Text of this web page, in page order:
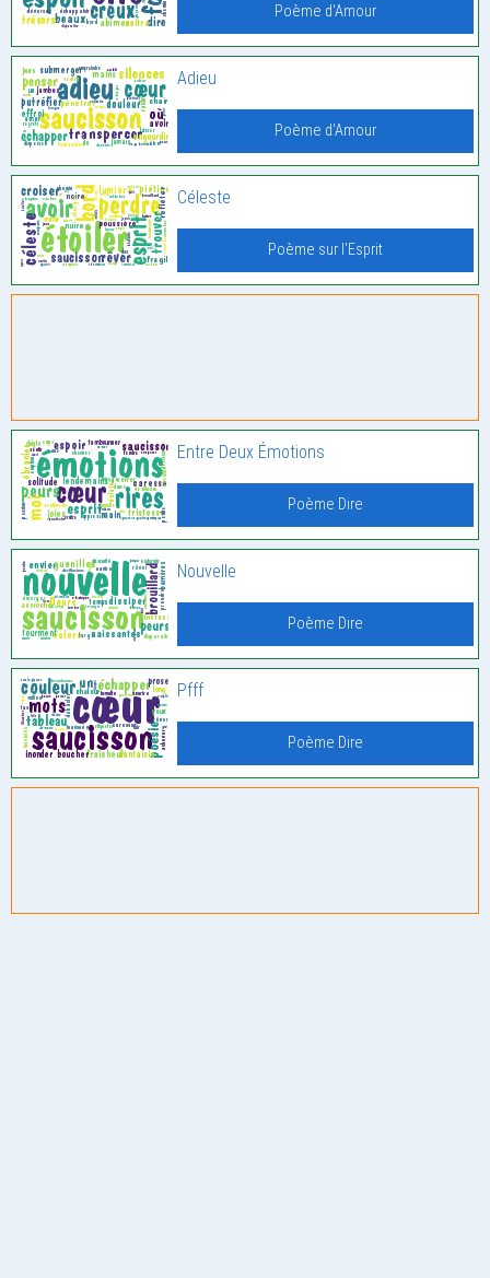
Poème d'Amour
Adieu
Poème d'Amour
Céleste
Poème sur l'Esprit
Entre Deux Émotions
Poème Dire
Nouvelle
Poème Dire
Pfff
Poème Dire